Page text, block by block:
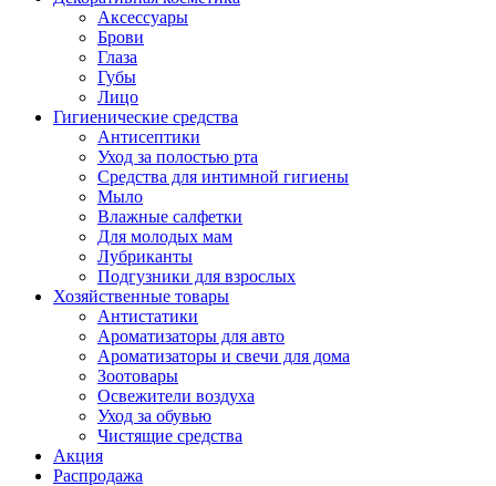
Аксессуары
Брови
Глаза
Губы
Лицо
Гигиенические средства
Антисептики
Уход за полостью рта
Средства для интимной гигиены
Мыло
Влажные салфетки
Для молодых мам
Лубриканты
Подгузники для взрослых
Хозяйственные товары
Антистатики
Ароматизаторы для авто
Ароматизаторы и свечи для дома
Зоотовары
Освежители воздуха
Уход за обувью
Чистящие средства
Акция
Распродажа